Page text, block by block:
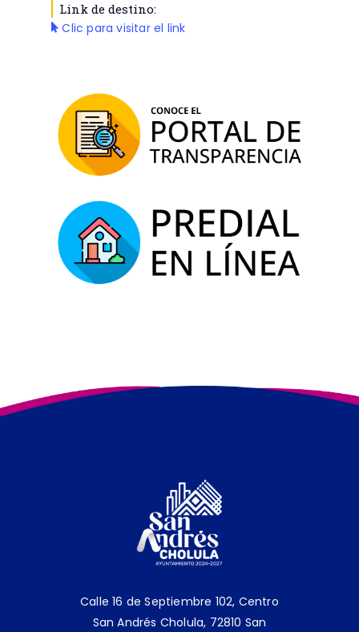
Link de destino:
Clic para visitar el link
Calle 16 de Septiembre 102, Centro
San Andrés Cholula, 72810 San